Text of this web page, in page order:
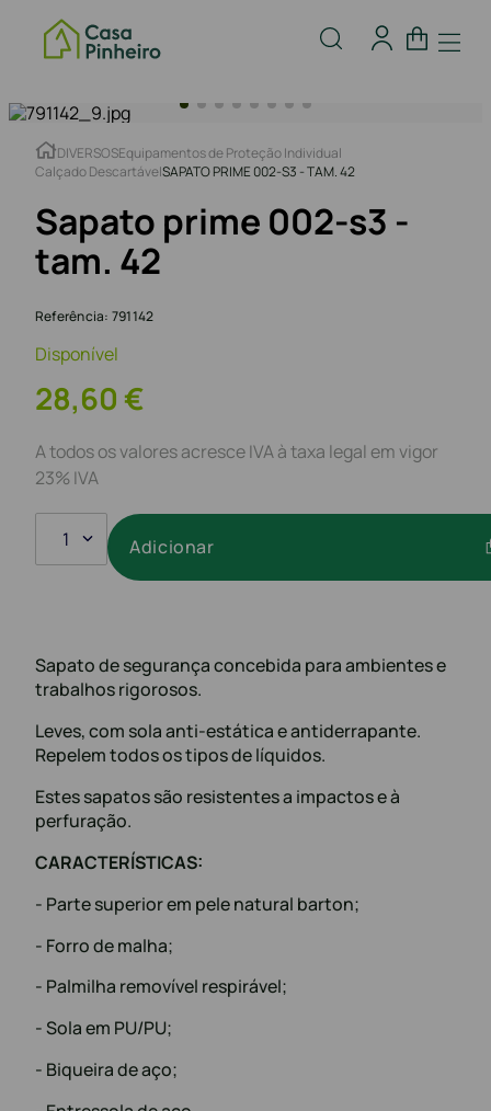
DIVERSOSEquipamentos de Proteção Individual
Calçado DescartávelSAPATO PRIME 002-S3 - TAM. 42
Sapato prime 002-s3 -
tam. 42
Referência: 791142
Disponível
28,60€
A todos os valores acresce IVA à taxa legal em vigor
23% IVA
1 Adicionar
Sapato de segurança concebida para ambientes e
trabalhos rigorosos.
Leves, com sola anti-estática e antiderrapante.
Repelem todos os tipos de líquidos.
Estes sapatos são resistentes a impactos e à
perfuração.
CARACTERÍSTICAS:
- Parte superior em pele natural barton;
- Forro de malha;
- Palmilha removível respirável;
- Sola em PU/PU;
- Biqueira de aço;